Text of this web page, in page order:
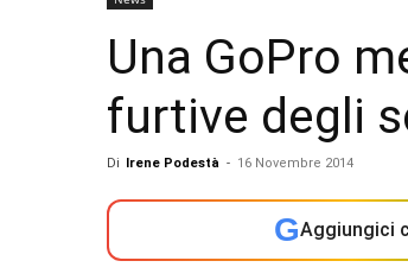
Una GoPro
furtive degli
Di Irene Podestà - 16 Novembre 2014
GAggiungici